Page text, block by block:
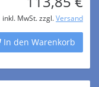
inkl. MwSt. zzgl. Versand
In den Warenkorb